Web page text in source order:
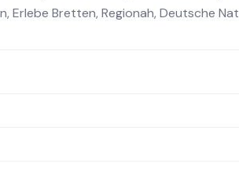
, Erlebe Bretten, Regionah, Deutsche